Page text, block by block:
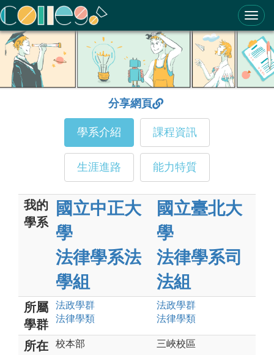
ColleGo! 大學選才與高中育才輔助系統
分享網頁
學系介紹 課程資訊
生涯進路 能力特質
我的
學系
國立中正大
學
法律學系法
學組
國立臺北大
學
法律學系司
法組
所屬
學群
法政學群
法律學類
法政學群
法律學類
所在
校本部
三峽校區